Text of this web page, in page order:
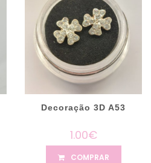
Decoração 3D A53
1.00€
COMPRAR